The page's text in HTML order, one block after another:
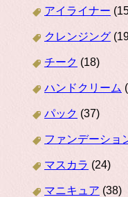
アイライナー
クレンジング
チーク (18)
ハンドクリーム
パック (37)
ファンデーショ
マスカラ (24)
マニキュア (38)